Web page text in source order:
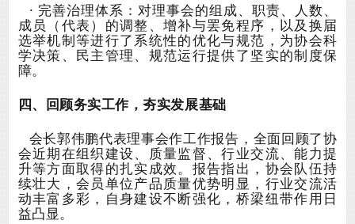
· 完善治理体系：对理事会的组成、职责、人数、
成员（代表）的调整、增补与罢免程序，以及换届
选举机制等进行了系统性的优化与规范，为协会科
学决策、民主管理、规范运行提供了坚实的制度保
障。
四、回顾务实工作，夯实发展基础
会长郭伟鹏代表理事会作工作报告，全面回顾了协
会近期在组织建设、质量监督、行业交流、能力提
升等方面取得的扎实成效。报告指出，协会队伍持
续壮大，会员单位产品质量优势明显，行业交流活
动丰富多彩，自身建设不断强化，桥梁纽带作用日
益凸显。